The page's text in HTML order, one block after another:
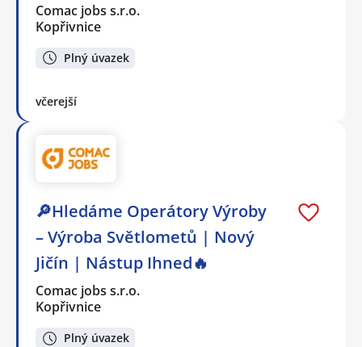
Comac jobs s.r.o.
Kopřivnice
Plný úvazek
včerejší
🔎Hledáme Operátory Výroby
– Výroba Světlometů | Nový
Jičín | Nástup Ihned🔥
Comac jobs s.r.o.
Kopřivnice
Plný úvazek